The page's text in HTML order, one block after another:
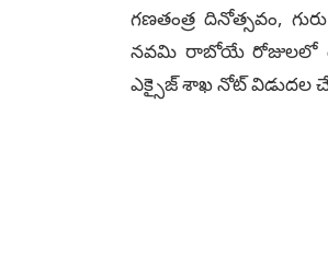
గణతంత్ర దినోత్సవం,
నవమి రాబోయే రోజులలో
ఎక్సైజ్ శాఖ నోట్ విడుదల